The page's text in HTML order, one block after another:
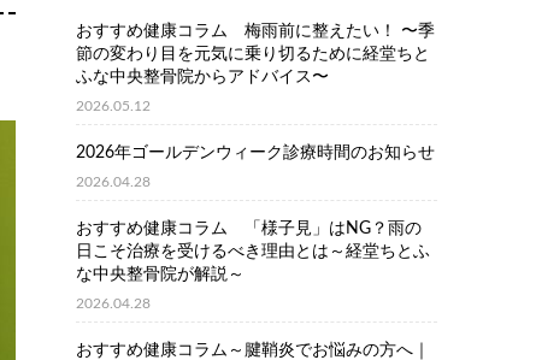
おすすめ健康コラム 梅雨前に整えたい！ 〜季
節の変わり目を元気に乗り切るために経堂ちと
ふな中央整骨院からアドバイス〜
2026.05.12
2026年ゴールデンウィーク診療時間のお知らせ
2026.04.28
おすすめ健康コラム 「様子見」はNG？雨の
日こそ治療を受けるべき理由とは～経堂ちとふ
な中央整骨院が解説～
2026.04.28
おすすめ健康コラム～腱鞘炎でお悩みの方へ｜